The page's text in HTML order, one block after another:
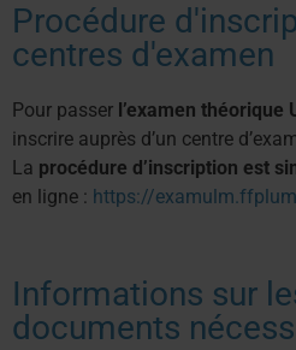
Procédure
centres d'examen
Pour passer l’examen théorique
inscrire auprès d’un centre
La procédure d’inscription est
en ligne : https://
Informations sur
documents